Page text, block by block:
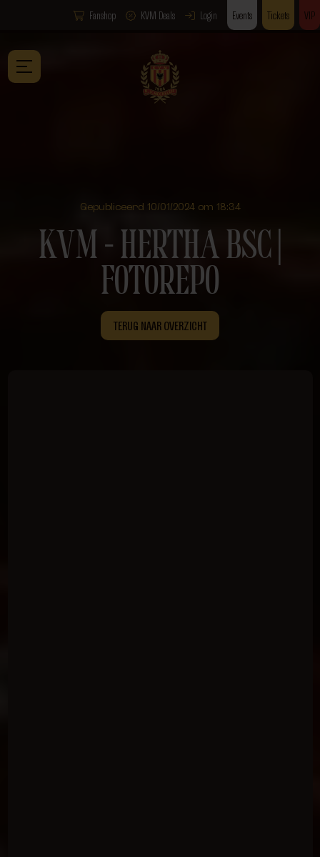
Fanshop KVM Deals Login Events Tickets VIP
Gepubliceerd 10/01/2024 om 18:34
KVM – HERTHA BSC |
FOTOREPO
TERUG NAAR OVERZICHT